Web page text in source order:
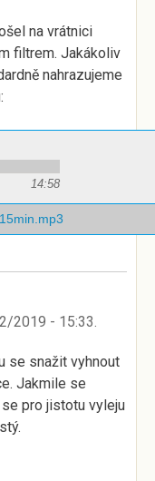
na vrátnici
filtrem. Jakákoliv
nahrazujeme
14:58
2019 - 15:33.
se snažit vyhnout
Jakmile se
pro jistotu vyleju